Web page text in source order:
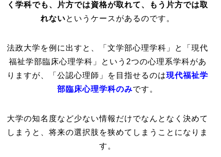
く学科でも、片方では資格が取れて、もう片方では取
れないというケースがあるのです。
法政大学を例に出すと、「文学部心理学科」と「現代
福祉学部臨床心理学科」という2つの心理系学科があ
りますが、「公認心理師」を目指せるのは現代福祉学
部臨床心理学科のみです。
大学の知名度など少ない情報だけでなんとなく決めて
しまうと、将来の選択肢を狭めてしまうことになりま
す。